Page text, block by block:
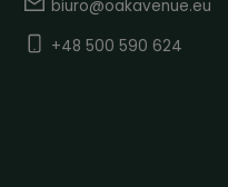
biuro@oakavenue.eu
+48 500 590 624